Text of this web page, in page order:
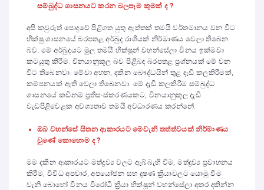
සම්බුද්ධ ශාසනයට කරන බලපෑම කුමක් ද ?
අපි කවුරුත් පොදුවේ පිළිගත යුතු ඇත්තක් තමයි වර්තමානය වන විට
භික්ෂු ශාසනයේ බරපතළ අර්බුද රාශියක් නිර්මාණය වෙලා තිබෙන
බව. මේ අර්බුදයට මුල තමයි භික්ෂූන් වහන්සේලා විනය ඉක්මවා
කටයුතු කිරීම. විනයානුකූල බව පිළිබඳ බරපතළ ප්‍රශ්නයක් මේ වන
විට තිබෙනවා. මේවා අහන, දකින බෞද්ධයින් තුළ දැඩි කලකිරීමක්,
කම්පනයක් ඇති වෙලා තිබෙනවා. මේ දැඩි කලකිරීම සම්බුද්ධ
ශාසනයේ කඩිනම් ප්‍රතිසංස්කරණයකට, විනයානුකූල දැඩි
වැඩපිළිවෙළක අවශ්‍යතාව තමයි අවධාරණය කරන්නේ.
ඔබ වහන්සේ සිතන ආකාරයට මෙවැනි තත්ත්වයක් නිර්මාණය
වුණේ කොහොම ද ?
මම දකින ආකාරයට මත්ද්‍රව්‍ය වලට ඇබ්බැහි වීම, මත්ද්‍රව්‍ය ප්‍රවාහනය
කිරීම, විවිධ අපචාර, අපයෝජන සහ දූෂණ ක්‍රියාවලට යොමු වීම
වැනි බොහෝ විනය විරෝධී ක්‍රියා භික්ෂූන් වහන්සේලා අතර දකින්න